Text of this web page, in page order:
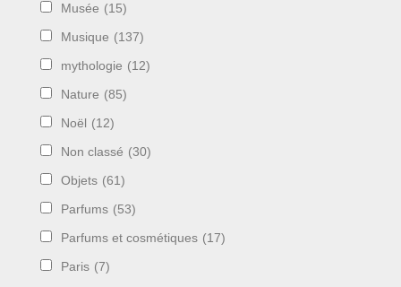
Musée (15)
Musique (137)
mythologie (12)
Nature (85)
Noël (12)
Non classé (30)
Objets (61)
Parfums (53)
Parfums et cosmétiques (17)
Paris (7)